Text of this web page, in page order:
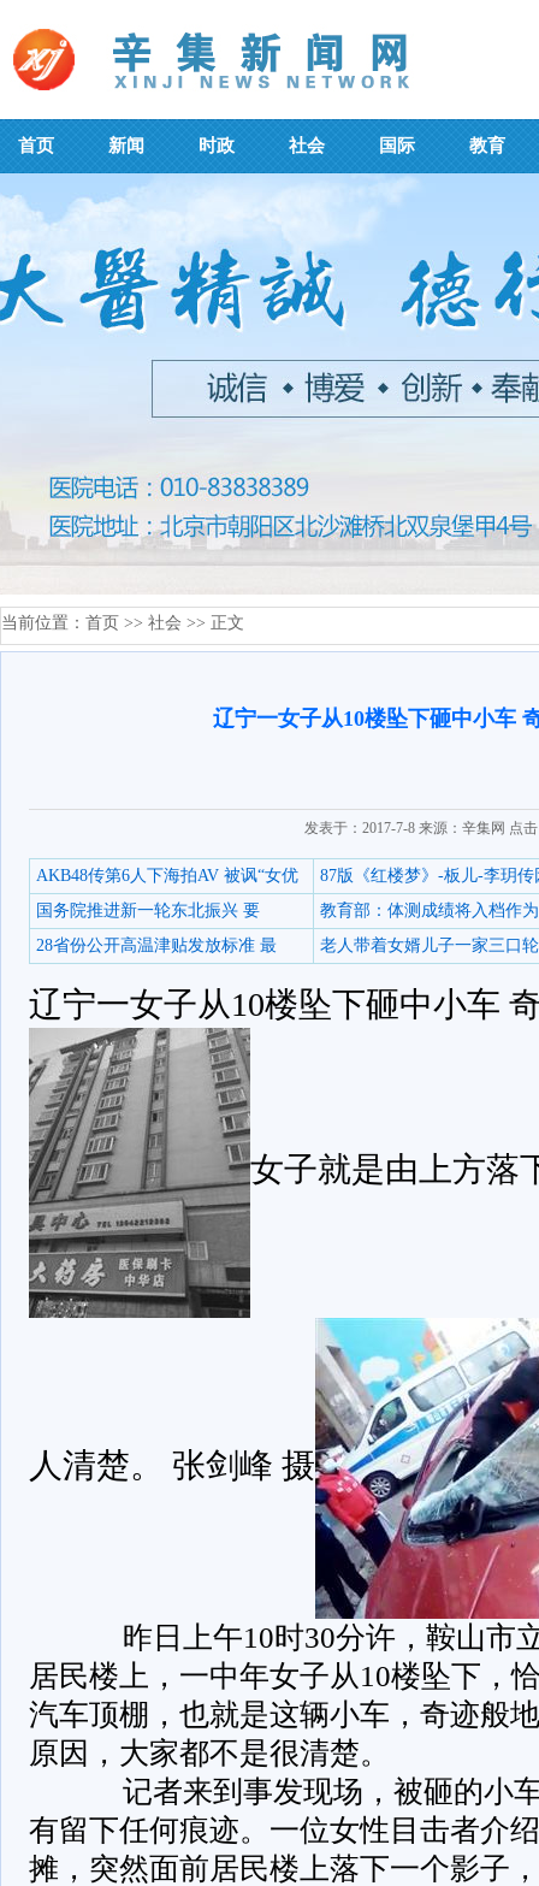
首页 新闻 时政 社会 国际 教育
当前位置： 首页 >> 社会 >> 正文
辽宁一女子从10楼坠下砸中小车
发表于：2017-7-8 来源：辛集网 点
AKB48传第6人下海拍AV 被讽“女优
87版《红楼梦》-板儿-李玥传
国务院推进新一轮东北振兴 要
教育部：体测成绩将入档作
28省份公开高温津贴发放标准 最
老人带着女婿儿子一家三口
辽宁一女子从10楼坠下砸中小车
女子就是由上方落
人清楚。 张剑峰 摄
昨日上午10时30分许，鞍山市
居民楼上，一中年女子从10楼坠下，
汽车顶棚，也就是这辆小车，奇迹般
原因，大家都不是很清楚。
记者来到事发现场，被砸的小车
有留下任何痕迹。一位女性目击者介
摊，突然面前居民楼上落下一个影子